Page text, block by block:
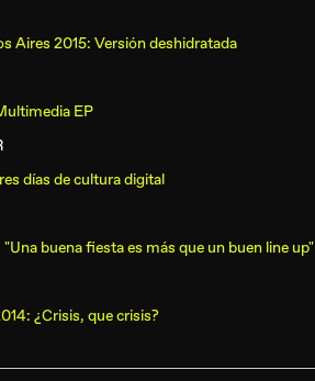
Aires 2015: Versión deshidratada
EP
días de cultura digital
buena fiesta es más que un buen line up"
¿Crisis, que crisis?